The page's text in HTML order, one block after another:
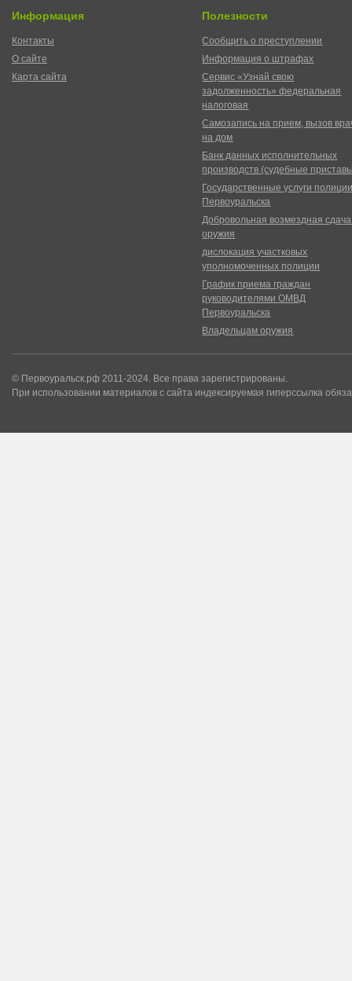
Информация
Контакты
О сайте
Карта сайта
Полезности
Сообщить о преступлении
Информация о штрафах
Сервис «Узнай свою
задолженность» федеральная
налоговая
Самозапись на прием, вызов
на дом
Банк данных исполнительных
производств (судебные
Государственные услуги
Первоуральска
Добровольная возмездная сдача
оружия
дислокация участковых
уполномоченных полиции
График приема граждан
руководителями ОМВД
Первоуральска
Владельцам оружия
© Первоуральск.рф 2011-2024. Все права зарегистрированы.
При использовании материалов с сайта индексируемая гиперссылка